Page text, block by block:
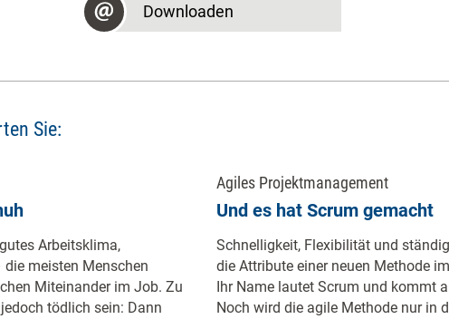
Downloaden
Sie:
Arbeitsklima,
meisten Menschen
Miteinander im Job. Zu
tödlich sein: Dann
Agiles Projektmanagement
Und es hat Scrum gemacht
Schnelligkeit, Flexibilität und
die Attribute einer neuen Methode
Ihr Name lautet Scrum und kommt
Noch wird die agile Methode nur in